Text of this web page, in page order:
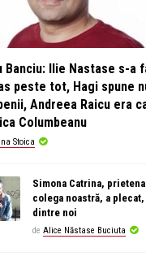
Banciu: Ilie Nastase s-a
peste tot, Hagi spune
Andreea Raicu era
Columbeanu
Stoica
Simona Catrina,
colega noastră, a
dintre noi
de Alice Năstase Buciuta